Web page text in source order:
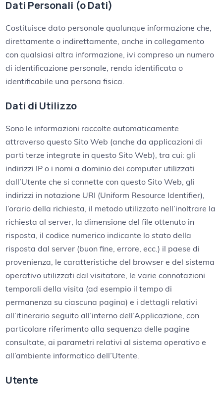
Dati Personali (o Dati)
Costituisce dato personale qualunque informazione che,
direttamente o indirettamente, anche in collegamento
con qualsiasi altra informazione, ivi compreso un numero
di identificazione personale, renda identificata o
identificabile una persona fisica.
Dati di Utilizzo
Sono le informazioni raccolte automaticamente
attraverso questo Sito Web (anche da applicazioni di
parti terze integrate in questo Sito Web), tra cui: gli
indirizzi IP o i nomi a dominio dei computer utilizzati
dall’Utente che si connette con questo Sito Web, gli
indirizzi in notazione URI (Uniform Resource Identifier),
l’orario della richiesta, il metodo utilizzato nell’inoltrare la
richiesta al server, la dimensione del file ottenuto in
risposta, il codice numerico indicante lo stato della
risposta dal server (buon fine, errore, ecc.) il paese di
provenienza, le caratteristiche del browser e del sistema
operativo utilizzati dal visitatore, le varie connotazioni
temporali della visita (ad esempio il tempo di
permanenza su ciascuna pagina) e i dettagli relativi
all’itinerario seguito all’interno dell’Applicazione, con
particolare riferimento alla sequenza delle pagine
consultate, ai parametri relativi al sistema operativo e
all’ambiente informatico dell’Utente.
Utente